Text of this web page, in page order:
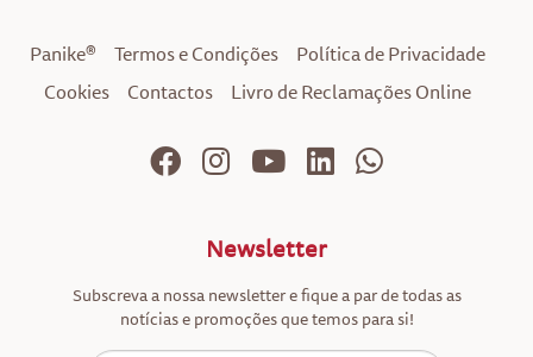
Panike® Termos e Condições
Política de Privacidade
Cookies
Contactos Livro de Reclamações Online
Newsletter
Subscreva a nossa newsletter e fique a par de todas as
notícias e promoções que temos para si!